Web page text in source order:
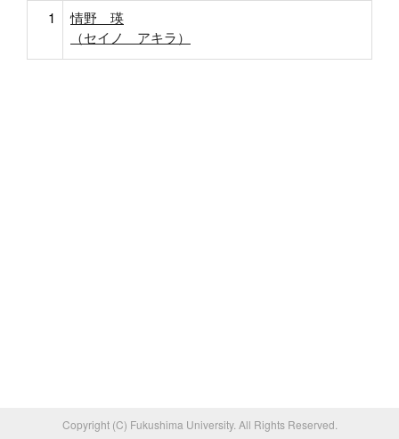
1
情野 瑛
（セイノ アキラ）
Copyright (C) Fukushima University. All Rights Reserved.